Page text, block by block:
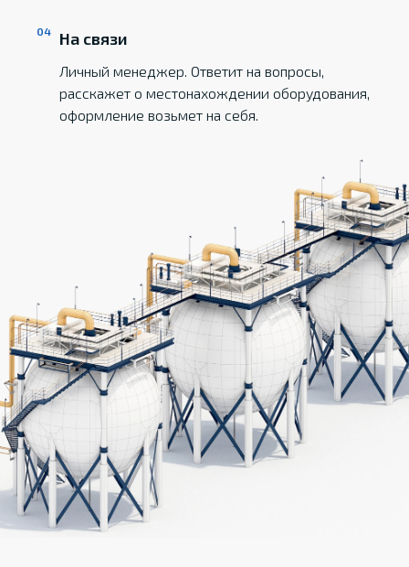
На связи
Личный менеджер. Ответит на вопросы,
расскажет о местонахождении оборудования,
оформление возьмет на себя.